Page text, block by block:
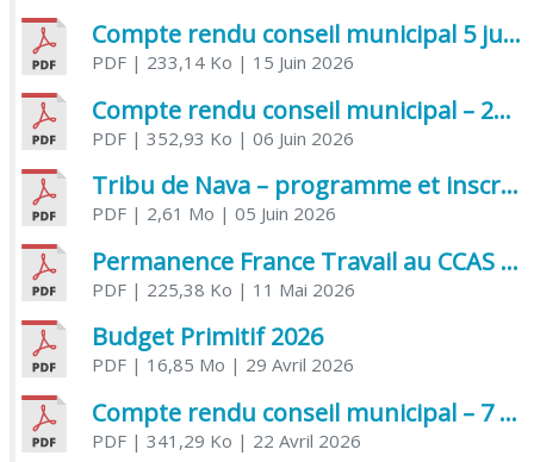
Compte rendu conseil municipal 5 juin 2026 sénatoriale
PDF| 233,14 Ko | 15 Juin 2026
Compte rendu conseil municipal – 21 avril 2026
PDF| 352,93 Ko | 06 Juin 2026
Tribu de Nava – programme et inscriptions été 2026
PDF| 2,61 Mo | 05 Juin 2026
Permanence France Travail au CCAS de Saujon Juin 2026
PDF| 225,38 Ko | 11 Mai 2026
Budget Primitif 2026
PDF| 16,85 Mo | 29 Avril 2026
Compte rendu conseil municipal – 7 avril 2026
PDF| 341,29 Ko | 22 Avril 2026